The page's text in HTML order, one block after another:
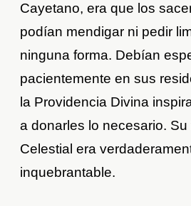
Cayetano, era que los
podían mendigar ni pedir
ninguna forma. Debían
pacientemente en sus
la Providencia Divina
a donarles lo necesario.
Celestial era
inquebrantable.